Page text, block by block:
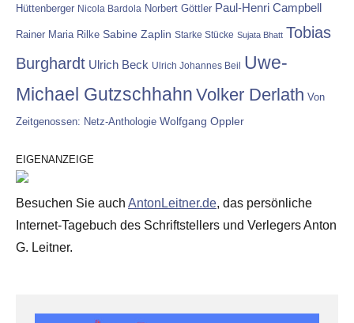
Hüttenberger Nicola Bardola Norbert Göttler Paul-Henri Campbell
Rainer Maria Rilke Sabine Zaplin Starke Stücke Sujata Bhatt Tobias
Burghardt Ulrich Beck Ulrich Johannes Beil Uwe-
Michael Gutzschhahn Volker Derlath Von
Zeitgenossen: Netz-Anthologie Wolfgang Oppler
EIGENANZEIGE
Besuchen Sie auch AntonLeitner.de, das persönliche
Internet-Tagebuch des Schriftstellers und Verlegers Anton
G. Leitner.